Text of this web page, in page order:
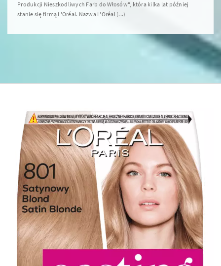
Produkcji Nieszkodliwych Farb do Włosów", która kilka lat później
stanie się firmą L'Oréal. Nazwa L'Oréal (...)